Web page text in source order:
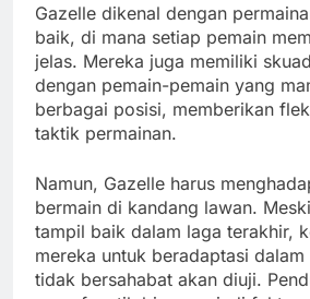
Gazelle dikenal dengan
baik, di mana setiap pemain
jelas. Mereka juga memiliki
dengan pemain-pemain yang
berbagai posisi, memberikan
taktik permainan.
Namun, Gazelle harus
bermain di kandang lawan.
tampil baik dalam laga terakhir,
mereka untuk beradaptasi
tidak bersahabat akan diuji.